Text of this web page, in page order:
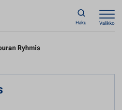
Haku Valikko
Ryhmis